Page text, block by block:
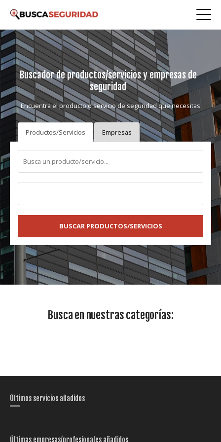
Buscador de productos/servicios y empresas de
seguridad
Encuentra el producto o servicio de seguridad que necesitas
Productos/Servicios Empresas
BUSCAR PRODUCTOS/SERVICIOS
Busca en nuestras categorías:
Últimos servicios añadidos
Últimas empresas/profesionales añadidos